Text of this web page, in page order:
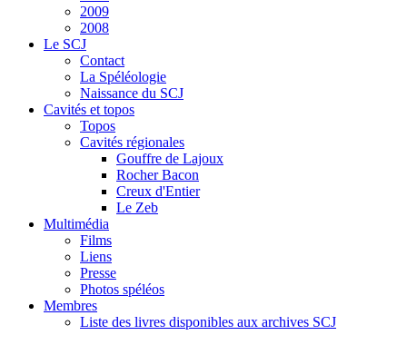
2009
2008
Le SCJ
Contact
La Spéléologie
Naissance du SCJ
Cavités et topos
Topos
Cavités régionales
Gouffre de Lajoux
Rocher Bacon
Creux d'Entier
Le Zeb
Multimédia
Films
Liens
Presse
Photos spéléos
Membres
Liste des livres disponibles aux archives SCJ